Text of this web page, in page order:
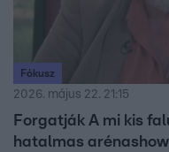
Fókusz
2026. május 22. 21:15
Forgatják A mi kis
hatalmas